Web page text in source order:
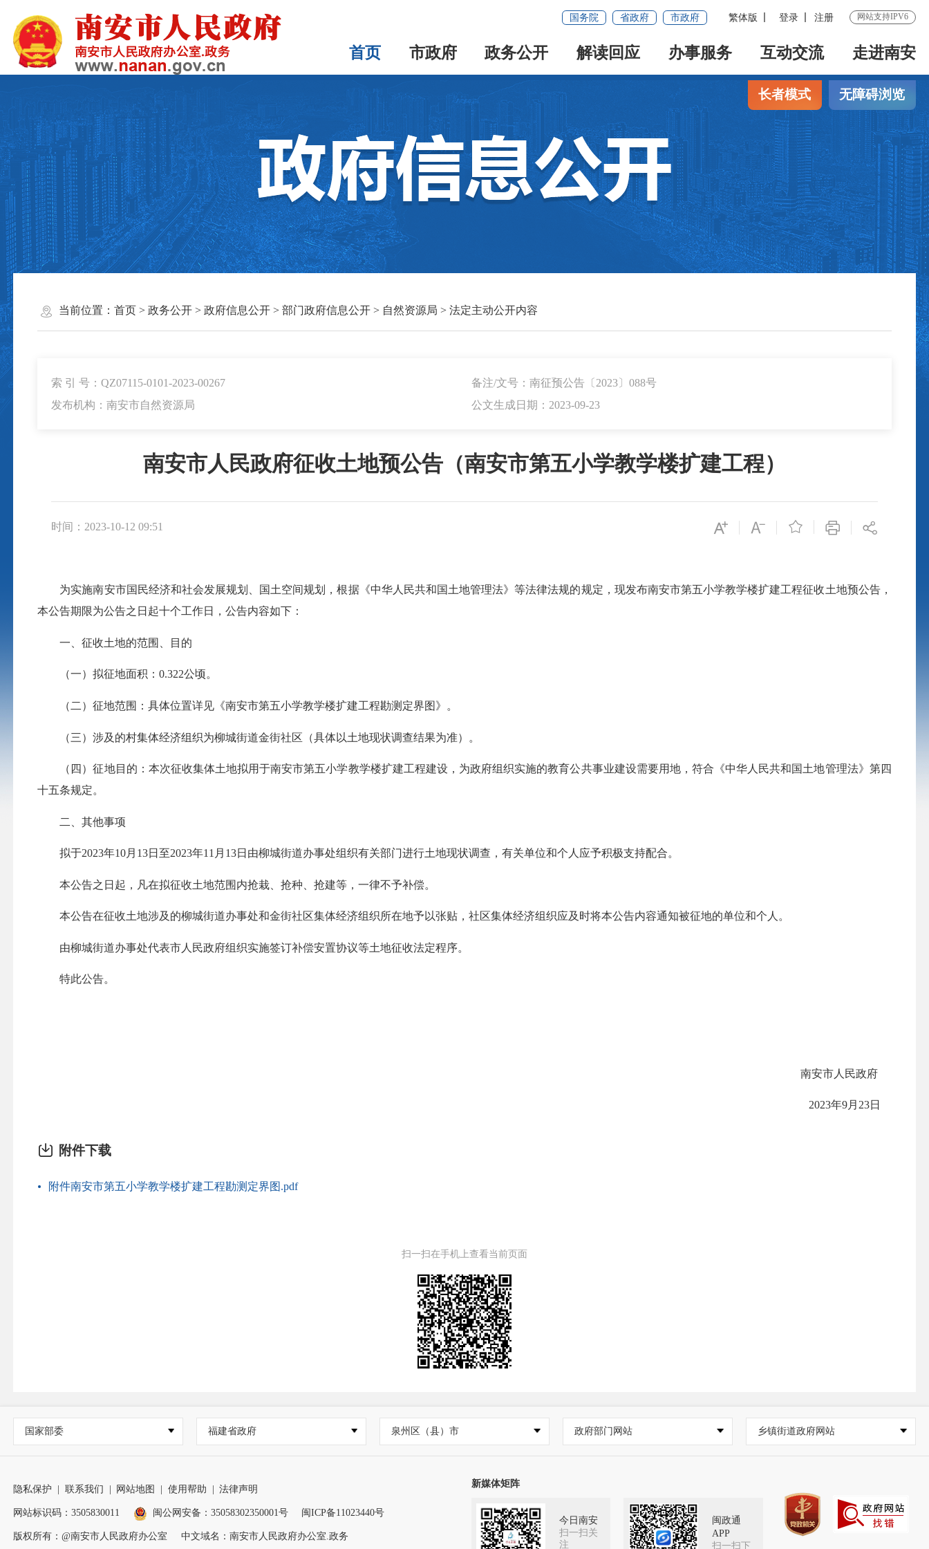
国务院 省政府 市政府 繁体版 登录 注册 网站支持IPV6
首页 市政府 政务公开 解读回应 办事服务 互动交流 走进南安
长者模式 无障碍浏览
当前位置： 首页> 政务公开> 政府信息公开> 部门政府信息公开> 自然资源局 > 法定主动公开内容
索 引 号：QZ07115-0101-2023-00267
备注/文号：南征预公告〔2023〕088号
发布机构：南安市自然资源局
公文生成日期：2023-09-23
南安市人民政府征收土地预公告（南安市第五小学教学楼扩建工程）
时间：2023-10-12 09:51 
为实施南安市国民经济和社会发展规划、国土空间规划，根据《中华人民共和国土地管理法》等法律法规的规定，现发布南安市第五小学教学楼扩建工程征收土地预公告，
本公告期限为公告之日起十个工作日，公告内容如下：
一、征收土地的范围、目的
（一）拟征地面积：0.322公顷。
（二）征地范围：具体位置详见《南安市第五小学教学楼扩建工程勘测定界图》。
（三）涉及的村集体经济组织为柳城街道金街社区（具体以土地现状调查结果为准）。
（四）征地目的：本次征收集体土地拟用于南安市第五小学教学楼扩建工程建设，为政府组织实施的教育公共事业建设需要用地，符合《中华人民共和国土地管理法》第四
十五条规定。
二、其他事项
拟于2023年10月13日至2023年11月13日由柳城街道办事处组织有关部门进行土地现状调查，有关单位和个人应予积极支持配合。
本公告之日起，凡在拟征收土地范围内抢栽、抢种、抢建等，一律不予补偿。
本公告在征收土地涉及的柳城街道办事处和金街社区集体经济组织所在地予以张贴，社区集体经济组织应及时将本公告内容通知被征地的单位和个人。
由柳城街道办事处代表市人民政府组织实施签订补偿安置协议等土地征收法定程序。
特此公告。
南安市人民政府
2023年9月23日
附件下载
附件南安市第五小学教学楼扩建工程勘测定界图.pdf
扫一扫在手机上查看当前页面
国家部委 福建省政府 泉州区（县）市 政府部门网站 乡镇街道政府网站
隐私保护 联系我们 网站地图 使用帮助 法律声明
网站标识码：3505830011 闽公网安备：35058302350001号 闽ICP备11023440号
版权所有：@南安市人民政府办公室 中文域名：南安市人民政府办公室.政务
新媒体矩阵
今日南安
扫一扫关
注
闽政通
APP
扫一扫下